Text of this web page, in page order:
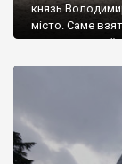
князь
місто. Саме
диктувати свої
Херсонесі
А потім було